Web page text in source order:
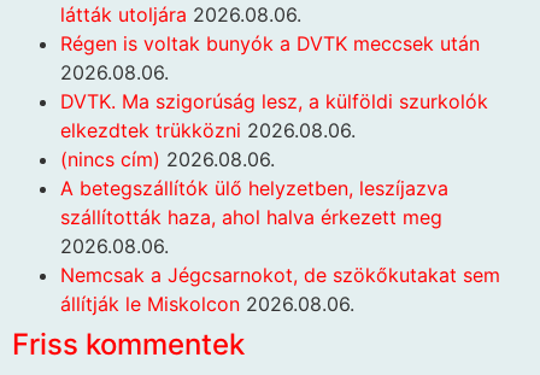
látták utoljára 2026.08.06.
Régen is voltak bunyók a DVTK meccsek után
2026.08.06.
DVTK. Ma szigorúság lesz, a külföldi szurkolók
elkezdtek trükközni 2026.08.06.
(nincs cím) 2026.08.06.
A betegszállítók ülő helyzetben, leszíjazva
szállították haza, ahol halva érkezett meg
2026.08.06.
Nemcsak a Jégcsarnokot, de szökőkutakat sem
állítják le Miskolcon 2026.08.06.
Friss kommentek